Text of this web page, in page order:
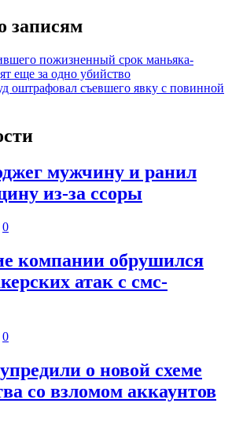
записям
пожизненный срок маньяка-
еще за одно убийство
оштрафовал съевшего явку с повинной
мужчину и ранил
из-за ссоры
0
компании обрушился
атак с смс-
0
о новой схеме
со взломом аккаунтов